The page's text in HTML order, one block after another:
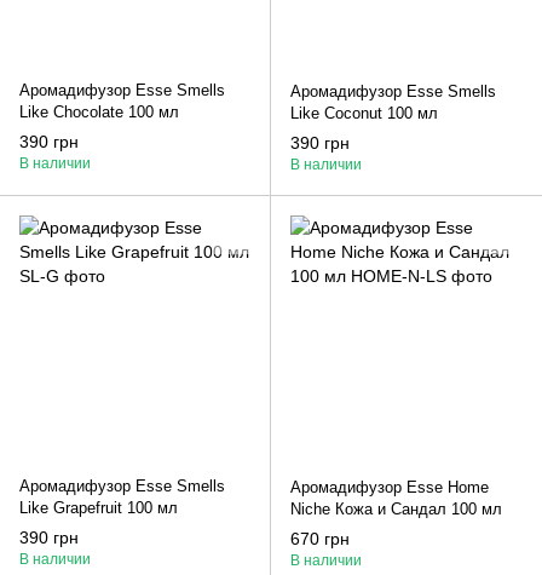
Аромадифузор Esse Smells
Like Chocolate 100 мл
390 грн
В наличии
Аромадифузор Esse Smells
Like Coconut 100 мл
390 грн
В наличии
Аромадифузор Esse Smells
Like Grapefruit 100 мл
390 грн
В наличии
Аромадифузор Esse Home
Niche Кожа и Сандал 100 мл
670 грн
В наличии